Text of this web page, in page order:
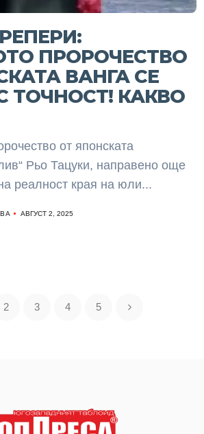
ПРОРОЧЕСТВО
ВАНГА СЕ
ТОЧНОСТ! КАКВО
от японската
Рьо Тацуки, направено още
реалност края на юли...
АВГУСТ 2, 2025
2 3 4 5